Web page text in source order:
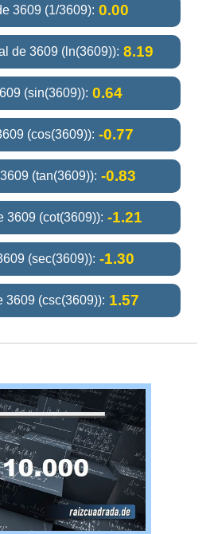
3609 (1/3609): 0.00
de 3609 (ln(3609)): 8.19
(sin(3609)): 0.64
(cos(3609)): -0.77
(tan(3609)): -0.83
3609 (cot(3609)): -1.21
(sec(3609)): -1.30
3609 (csc(3609)): 1.57